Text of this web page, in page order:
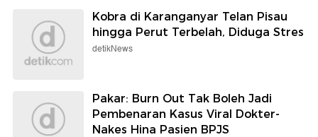
Kobra di Karanganyar Telan Pisau
hingga Perut Terbelah, Diduga Stres
detikNews
Pakar: Burn Out Tak Boleh Jadi
Pembenaran Kasus Viral Dokter-
Nakes Hina Pasien BPJS